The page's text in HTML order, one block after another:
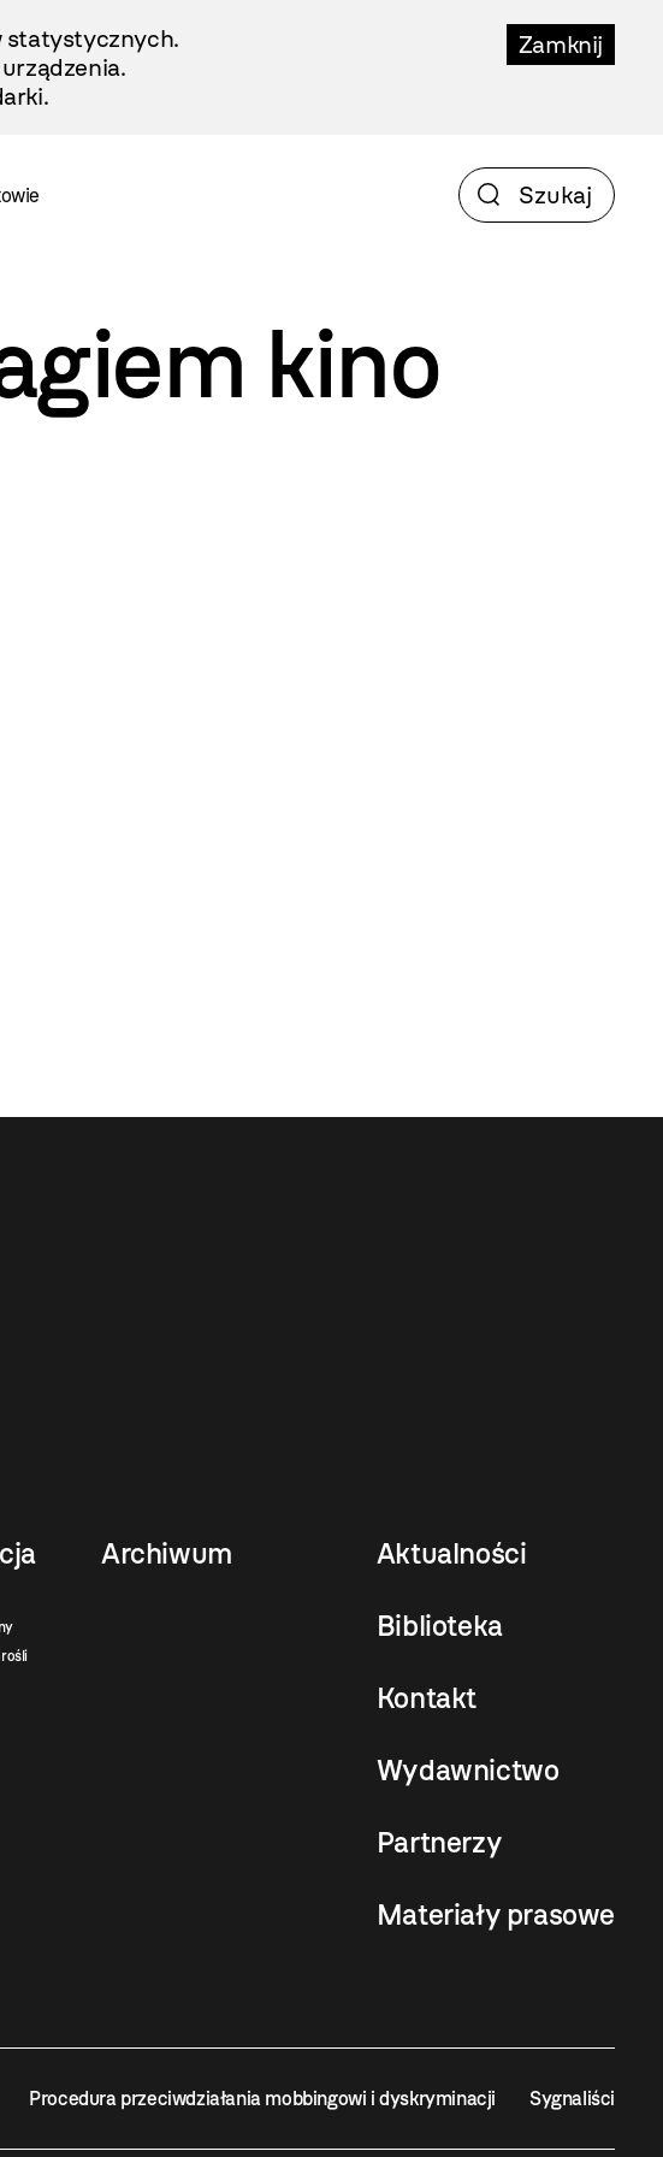
Zamknij
statystycznych.
kino
Archiwum Aktualności
Biblioteka
Kontakt
Wydawnictwo
Partnerzy
Materiały prasowe
Procedura przeciwdziałania mobbingowi i dyskryminacji Sygnaliści